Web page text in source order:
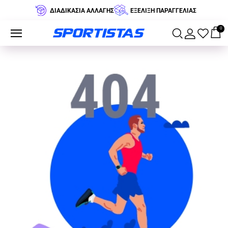
ΔΙΑΔΙΚΑΣΙΑ ΑΛΛΑΓΗΣ ΕΞΕΛΙΞΗ ΠΑΡΑΓΓΕΛΙΑΣ
0